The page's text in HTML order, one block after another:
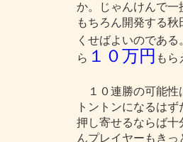
か。じゃんけんで一
もちろん開発する
くせばよいのであ
ら １０万円 もら
１０連勝の可能性
トントンになるは
押し寄せるならば十
んプレイヤーもき